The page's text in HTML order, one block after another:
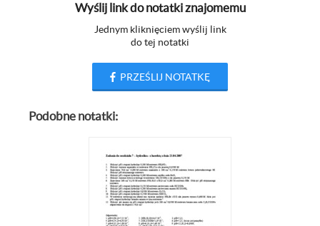
Wyślij link do notatki znajomemu
Jednym kliknięciem wyślij link
do tej notatki
PRZEŚLIJ NOTATKĘ
Podobne notatki: